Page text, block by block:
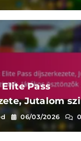
Pass
Jutalom
06/03/2026 0